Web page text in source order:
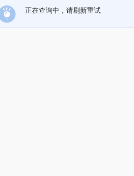
正在查询中，请刷新重试